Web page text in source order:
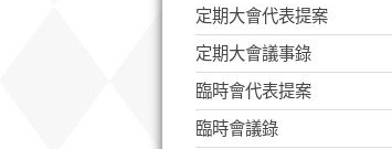
定期大會代表提案
定期大會議事錄
臨時會代表提案
臨時會議錄